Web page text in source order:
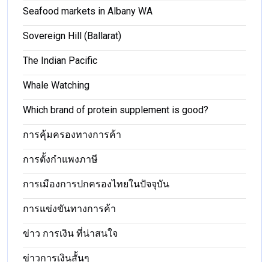
Seafood markets in Albany WA
Sovereign Hill (Ballarat)
The Indian Pacific
Whale Watching
Which brand of protein supplement is good?
การคุ้มครองทางการค้า
การตั้งกำแพงภาษี
การเมืองการปกครองไทยในปัจจุบัน
การแข่งขันทางการค้า
ข่าว การเงิน ที่น่าสนใจ
ข่าวการเงินสั้นๆ